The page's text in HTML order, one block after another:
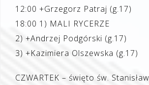
12:00 +Grzegorz Patraj (g.17)
18:00 1) MALI RYCERZE
2) +Andrzej Podgórski (g.17)
3) +Kazimiera Olszewska (g.17)
CZWARTEK – święto św.